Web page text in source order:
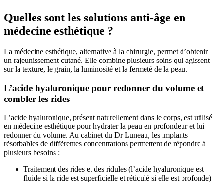
Quelles sont les solutions anti-âge en
médecine esthétique ?
La médecine esthétique, alternative à la chirurgie, permet d’obtenir
un rajeunissement cutané. Elle combine plusieurs soins qui agissent
sur la texture, le grain, la luminosité et la fermeté de la peau.
L’acide hyaluronique pour redonner du volume et
combler les rides
L’acide hyaluronique, présent naturellement dans le corps, est utilisé
en médecine esthétique pour hydrater la peau en profondeur et lui
redonner du volume. Au cabinet du Dr Luneau, les implants
résorbables de différentes concentrations permettent de répondre à
plusieurs besoins :
Traitement des rides et des ridules (l’acide hyaluronique est
fluide si la ride est superficielle et réticulé si elle est profonde)